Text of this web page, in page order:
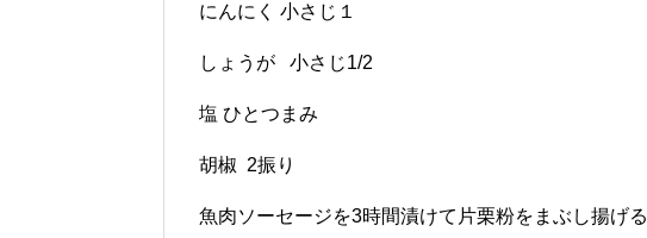
にんにく 小さじ１
しょうが 小さじ1/2
塩 ひとつまみ
胡椒 2振り
魚肉ソーセージを3時間漬けて片栗粉をまぶし揚げる